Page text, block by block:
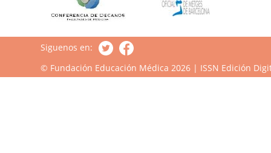
Siguenos en:
© Fundación Educación Médica 2026 | ISSN Edición